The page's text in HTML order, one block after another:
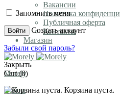
Вакансии
Политика
Публичная оферта
Контакты
Магазин
Morely
Войти
Запомнить меня
Войти Создать аккаунт
Забыли свой пароль?
Закрыть
Cart(0)
Корзина пуста.